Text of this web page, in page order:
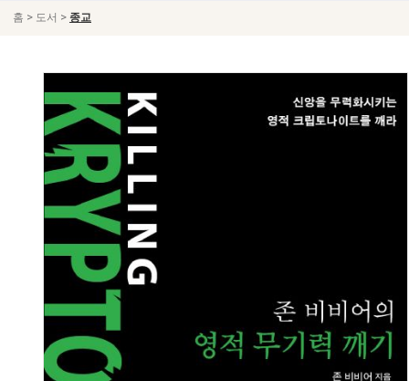
홈 > 도서 > 종교